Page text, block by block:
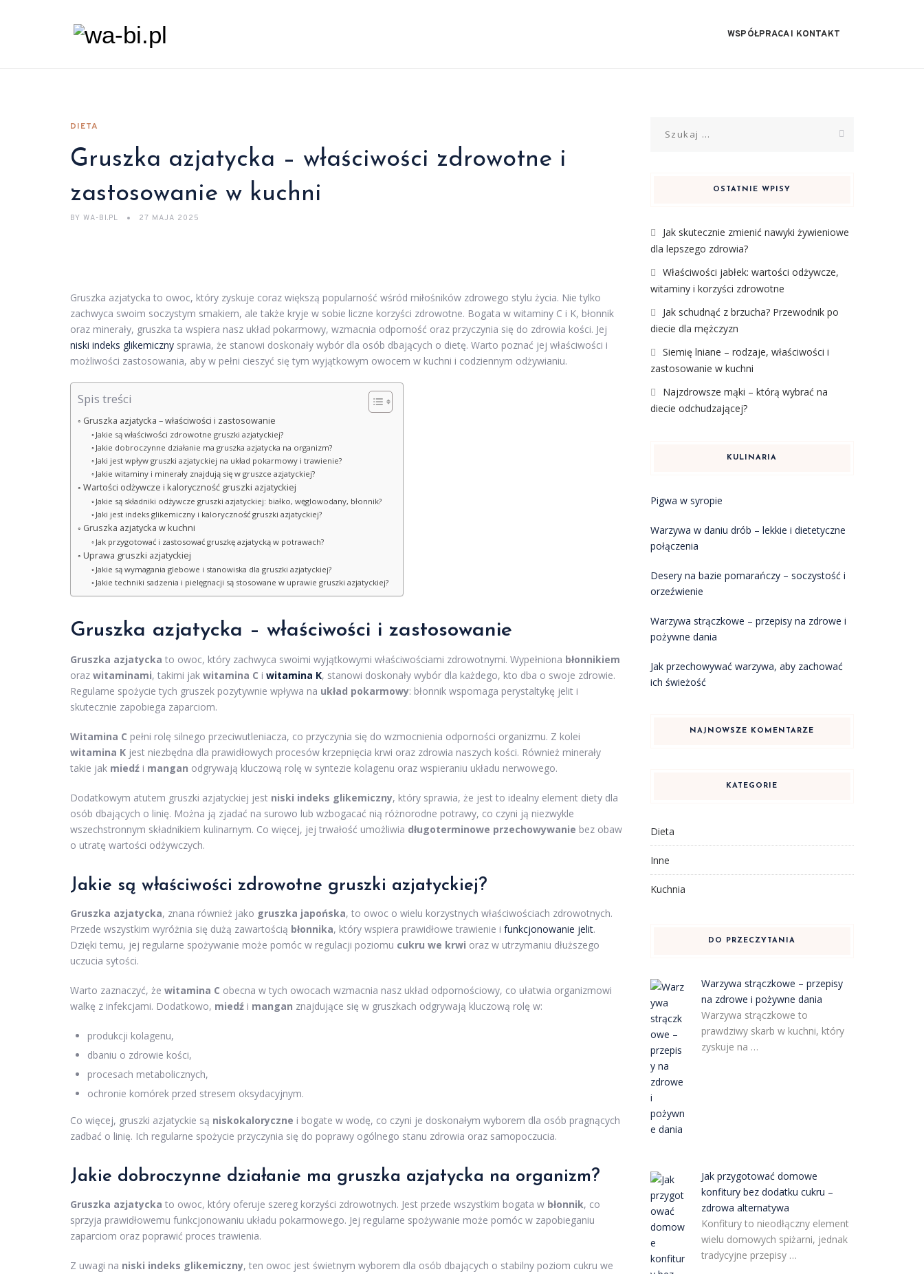
WSPÓŁPRACA I KONTAKT
DIETA
Gruszka azjatycka – właściwości zdrowotne i
zastosowanie w kuchni
BY WA-BI.PL 27 MAJA 2025
Gruszka azjatycka to owoc, który zyskuje coraz większą popularność wśród miłośników zdrowego stylu życia. Nie tylko
zachwyca swoim soczystym smakiem, ale także kryje w sobie liczne korzyści zdrowotne. Bogata w witaminy C i K, błonnik
oraz minerały, gruszka ta wspiera nasz układ pokarmowy, wzmacnia odporność oraz przyczynia się do zdrowia kości. Jej
niski indeks glikemiczny sprawia, że stanowi doskonały wybór dla osób dbających o dietę. Warto poznać jej właściwości i
możliwości zastosowania, aby w pełni cieszyć się tym wyjątkowym owocem w kuchni i codziennym odżywianiu.
Spis treści
Gruszka azjatycka – właściwości i zastosowanie
Jakie są właściwości zdrowotne gruszki azjatyckiej?
Jakie dobroczynne działanie ma gruszka azjatycka na organizm?
Jaki jest wpływ gruszki azjatyckiej na układ pokarmowy i trawienie?
Jakie witaminy i minerały znajdują się w gruszce azjatyckiej?
Wartości odżywcze i kaloryczność gruszki azjatyckiej
Jakie są składniki odżywcze gruszki azjatyckiej: białko, węglowodany, błonnik?
Jaki jest indeks glikemiczny i kaloryczność gruszki azjatyckiej?
Gruszka azjatycka w kuchni
Jak przygotować i zastosować gruszkę azjatycką w potrawach?
Uprawa gruszki azjatyckiej
Jakie są wymagania glebowe i stanowiska dla gruszki azjatyckiej?
Jakie techniki sadzenia i pielęgnacji są stosowane w uprawie gruszki azjatyckiej?
Gruszka azjatycka – właściwości i zastosowanie
Gruszka azjatycka to owoc, który zachwyca swoimi wyjątkowymi właściwościami zdrowotnymi. Wypełniona błonnikiem
oraz witaminami, takimi jak witamina C i witamina K, stanowi doskonały wybór dla każdego, kto dba o swoje zdrowie.
Regularne spożycie tych gruszek pozytywnie wpływa na układ pokarmowy: błonnik wspomaga perystaltykę jelit i
skutecznie zapobiega zaparciom.
Witamina C pełni rolę silnego przeciwutleniacza, co przyczynia się do wzmocnienia odporności organizmu. Z kolei
witamina K jest niezbędna dla prawidłowych procesów krzepnięcia krwi oraz zdrowia naszych kości. Również minerały
takie jak miedź i mangan odgrywają kluczową rolę w syntezie kolagenu oraz wspieraniu układu nerwowego.
Dodatkowym atutem gruszki azjatyckiej jest niski indeks glikemiczny, który sprawia, że jest to idealny element diety dla
osób dbających o linię. Można ją zjadać na surowo lub wzbogacać nią różnorodne potrawy, co czyni ją niezwykle
wszechstronnym składnikiem kulinarnym. Co więcej, jej trwałość umożliwia długoterminowe przechowywanie bez obaw
o utratę wartości odżywczych.
Jakie są właściwości zdrowotne gruszki azjatyckiej?
Gruszka azjatycka, znana również jako gruszka japońska, to owoc o wielu korzystnych właściwościach zdrowotnych.
Przede wszystkim wyróżnia się dużą zawartością błonnika, który wspiera prawidłowe trawienie i funkcjonowanie jelit.
Dzięki temu, jej regularne spożywanie może pomóc w regulacji poziomu cukru we krwi oraz w utrzymaniu dłuższego
uczucia sytości.
Warto zaznaczyć, że witamina C obecna w tych owocach wzmacnia nasz układ odpornościowy, co ułatwia organizmowi
walkę z infekcjami. Dodatkowo, miedź i mangan znajdujące się w gruszkach odgrywają kluczową rolę w:
produkcji kolagenu,
dbaniu o zdrowie kości,
procesach metabolicznych,
ochronie komórek przed stresem oksydacyjnym.
Co więcej, gruszki azjatyckie są niskokaloryczne i bogate w wodę, co czyni je doskonałym wyborem dla osób pragnących
zadbać o linię. Ich regularne spożycie przyczynia się do poprawy ogólnego stanu zdrowia oraz samopoczucia.
Jakie dobroczynne działanie ma gruszka azjatycka na organizm?
Gruszka azjatycka to owoc, który oferuje szereg korzyści zdrowotnych. Jest przede wszystkim bogata w błonnik, co
sprzyja prawidłowemu funkcjonowaniu układu pokarmowego. Jej regularne spożywanie może pomóc w zapobieganiu
zaparciom oraz poprawić proces trawienia.
Z uwagi na niski indeks glikemiczny, ten owoc jest świetnym wyborem dla osób dbających o stabilny poziom cukru we
OSTATNIE WPISY
Jak skutecznie zmienić nawyki żywieniowe
dla lepszego zdrowia?
Właściwości jabłek: wartości odżywcze,
witaminy i korzyści zdrowotne
Jak schudnąć z brzucha? Przewodnik po
diecie dla mężczyzn
Siemię lniane – rodzaje, właściwości i
zastosowanie w kuchni
Najzdrowsze mąki – którą wybrać na
diecie odchudzającej?
KULINARIA
Pigwa w syropie
Warzywa w daniu drób – lekkie i dietetyczne
połączenia
Desery na bazie pomarańczy – soczystość i
orzeźwienie
Warzywa strączkowe – przepisy na zdrowe i
pożywne dania
Jak przechowywać warzywa, aby zachować
ich świeżość
NAJNOWSZE KOMENTARZE
KATEGORIE
Dieta
Inne
Kuchnia
DO PRZECZYTANIA
Warzywa strączkowe – przepisy
na zdrowe i pożywne dania
Warzywa strączkowe to
prawdziwy skarb w kuchni, który
zyskuje na …
Jak przygotować domowe
konfitury bez dodatku cukru –
zdrowa alternatywa
Konfitury to nieodłączny element
wielu domowych spiżarni, jednak
tradycyjne przepisy …